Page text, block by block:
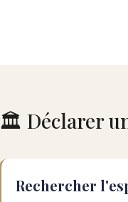
🏛️ Déclarer
Rechercher